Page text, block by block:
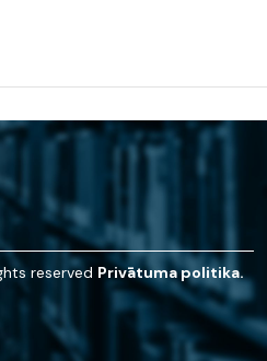
reserved Privātuma politika.